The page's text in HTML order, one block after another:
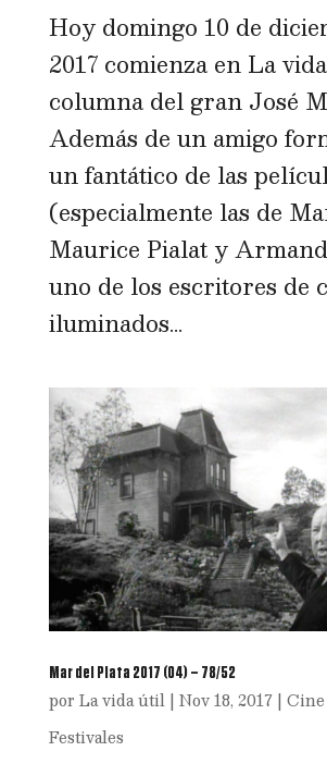
Hoy domingo 10 de
2017 comienza en La
columna del gran José
Además de un amigo
un fantático de las
(especialmente las de
Maurice Pialat y
uno de los escritores de
iluminados...
Mar del Plata 2017 (04) – 78/52
por La vida útil| Nov 18, 2017|
Festivales